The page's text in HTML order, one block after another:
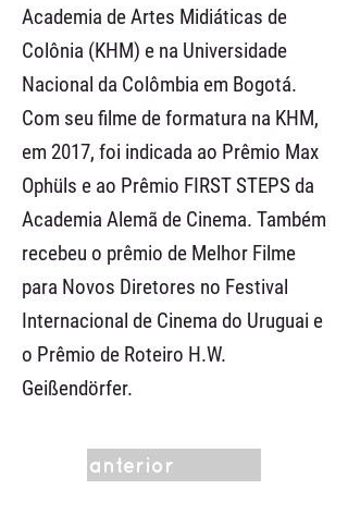
Academia de Artes Midiáticas de
Colônia (KHM) e na Universidade
Nacional da Colômbia em Bogotá.
Com seu filme de formatura na KHM,
em 2017, foi indicada ao Prêmio Max
Ophüls e ao Prêmio FIRST STEPS da
Academia Alemã de Cinema. Também
recebeu o prêmio de Melhor Filme
para Novos Diretores no Festival
Internacional de Cinema do Uruguai e
o Prêmio de Roteiro H.W.
Geißendörfer.
anterior